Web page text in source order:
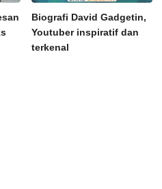
Biografi David Gadgetin,
Youtuber inspiratif dan
terkenal